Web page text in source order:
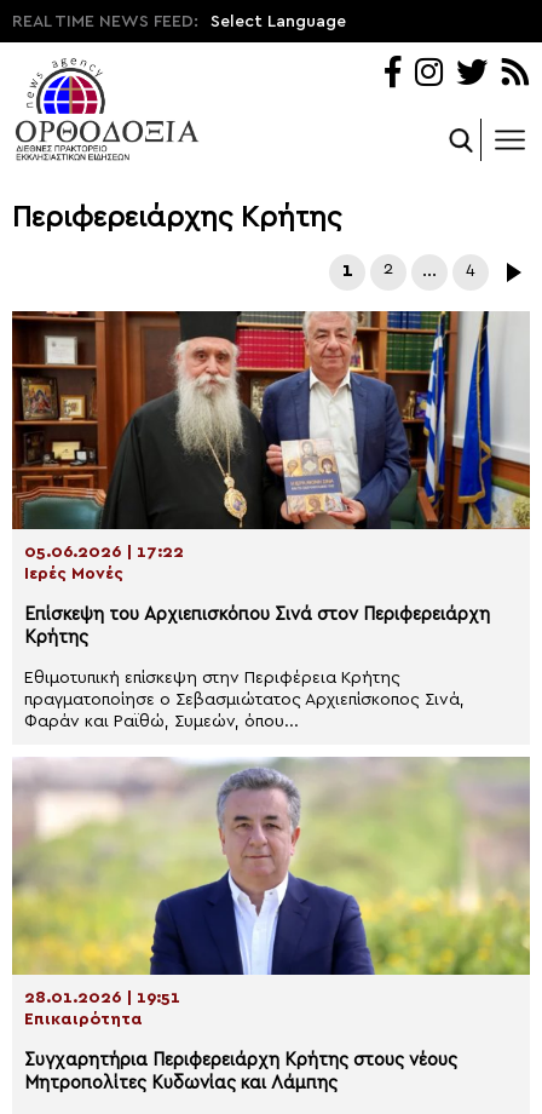
REAL TIME NEWS FEED: Select Language
Περιφερειάρχης Κρήτης
1 2 … 4
05.06.2026 | 17:22
Ιερές Μονές
Επίσκεψη του Αρχιεπισκόπου Σινά στον Περιφερειάρχη
Κρήτης
Εθιμοτυπική επίσκεψη στην Περιφέρεια Κρήτης
πραγματοποίησε ο Σεβασμιώτατος Αρχιεπίσκοπος Σινά,
Φαράν και Ραϊθώ, Συμεών, όπου...
28.01.2026 | 19:51
Επικαιρότητα
Συγχαρητήρια Περιφερειάρχη Κρήτης στους νέους
Μητροπολίτες Κυδωνίας και Λάμπης